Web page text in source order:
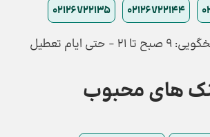
02126722144
02126722135
ایام تعطیل
های محبوب